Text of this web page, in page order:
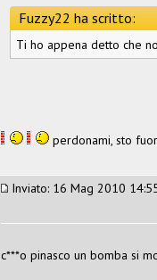
Fuzzy22 ha scritto:
Ti ho appena detto che
perdonami, sto
Inviato: 16 Mag 2010
c***o pinasco un bomba si